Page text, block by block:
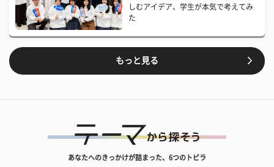
しむアイデア、学生が本気で考えてみ
た
もっと見る
あなたへのきっかけが詰まった、6つのトビラ